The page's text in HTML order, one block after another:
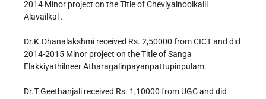
2014 Minor project on the Title of Cheviyalnoolkalil
Alavailkal .
Dr.K.Dhanalakshmi received Rs. 2,50000 from CICT and did
2014-2015 Minor project on the Title of Sanga
Elakkiyathilneer Atharagalinpayanpattupinpulam.
Dr.T.Geethanjali received Rs. 1,10000 from UGC and did